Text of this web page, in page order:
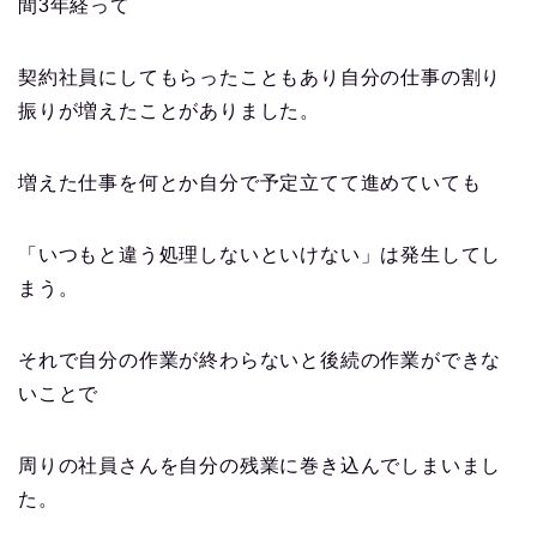
間3年経って
契約社員にしてもらったこともあり自分の仕事の割り
振りが増えたことがありました。
増えた仕事を何とか自分で予定立てて進めていても
「いつもと違う処理しないといけない」は発生してし
まう。
それで自分の作業が終わらないと後続の作業ができな
いことで
周りの社員さんを自分の残業に巻き込んでしまいまし
た。